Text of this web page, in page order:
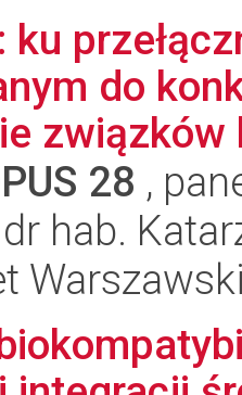
ku
do
28 ,
hab.